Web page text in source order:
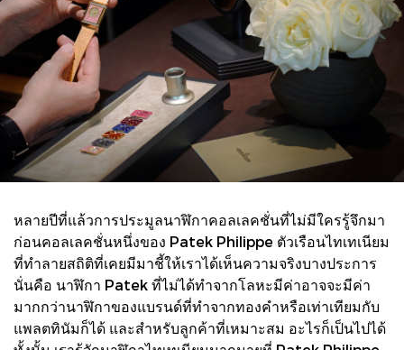
หลายปีที่แล้วการประมูลนาฬิกาคอลเลคชั่นที่ไม่มีใครรู้จึกมา
ก่อนคอลเลคชั่นหนึ่งของ Patek Philippe ตัวเรือนไทเทเนียม
ที่ทำลายสถิติที่เคยมีมาชี้ให้เราได้เห็นความจริงบางประการ
นั่นคือ นาฬิกา Patek ที่ไม่ได้ทำจากโลหะมีค่าอาจจะมีค่า
มากกว่านาฬิกาของแบรนด์ที่ทำจากทองคำหรือเท่าเทียมกับ
แพลตทินัมก็ได้ และสำหรับลูกค้าที่เหมาะสม อะไรก็เป็นไปได้